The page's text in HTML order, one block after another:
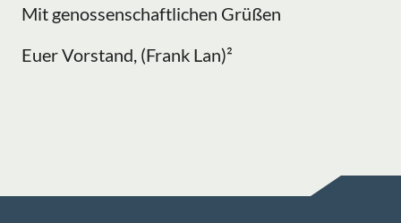
Mit genossenschaftlichen Grüßen
Euer Vorstand, (Frank Lan)²